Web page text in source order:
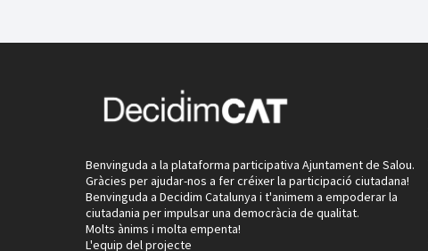
Benvinguda a la plataforma participativa Ajuntament de Salou.
Gràcies per ajudar-nos a fer créixer la participació ciutadana!
Benvinguda a Decidim Catalunya i t'animem a empoderar la
ciutadania per impulsar una democràcia de qualitat.
Molts ànims i molta empenta!
L'equip del projecte